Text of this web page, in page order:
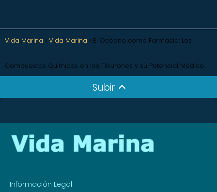
Vida Marina Vida Marina El Océano como Farmacia: Los
Compuestos Químicos en los Tiburones y su Potencial Médico
Subir
Información Legal